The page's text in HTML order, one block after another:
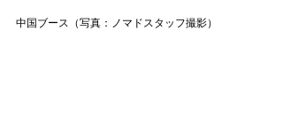
中国ブース（写真：ノマドスタッフ撮影）